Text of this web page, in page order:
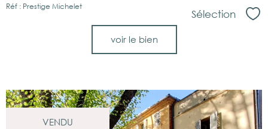
Réf : Prestige Michelet
Sélection
voir le bien
VENDU